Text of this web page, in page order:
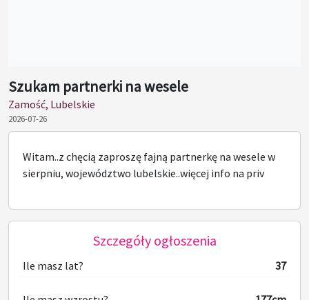
Szukam partnerki na wesele
Zamość, Lubelskie
2026-07-26
Witam..z chęcią zaproszę fajną partnerkę na wesele w
sierpniu, województwo lubelskie..więcej info na priv
Szczegóły ogłoszenia
Ile masz lat? 37